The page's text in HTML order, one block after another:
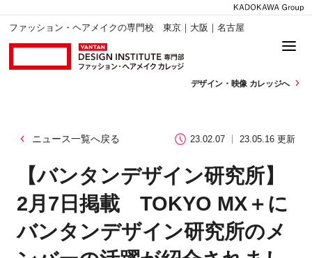
ファッション・ヘアメイクの専門校 東京｜大阪｜名古屋
デザイン・ 映像 カレッジへ
ニュース一覧へ戻る 23.02.07 23.05.16 更新
【バンタンデザイン研究所】
2月7日掲載 TOKYO MX＋に
バンタンデザイン研究所のメ